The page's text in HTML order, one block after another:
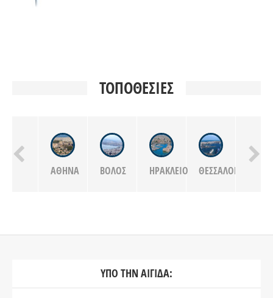
ΤΟΠΟΘΕΣΙΕΣ
ΑΘΉΝΑ ΒΌΛΟΣ ΗΡΆΚΛΕΙΟ ΘΕΣΣΑΛΟΝΊΚΗ
ΥΠΟ ΤΗΝ ΑΙΓΙΔΑ: